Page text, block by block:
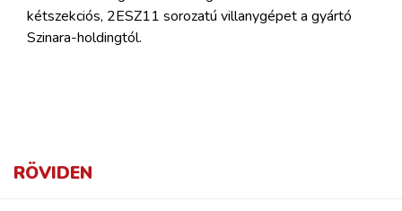
kétszekciós, 2ESZ11 sorozatú villanygépet a gyártó
Szinara-holdingtól.
RÖVIDEN